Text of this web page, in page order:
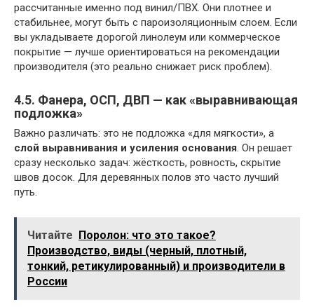
рассчитанные именно под винил/ПВХ. Они плотнее и
стабильнее, могут быть с пароизоляционным слоем. Если
вы укладываете дорогой линолеум или коммерческое
покрытие — лучше ориентироваться на рекомендации
производителя (это реально снижает риск проблем).
4.5. Фанера, ОСП, ДВП — как «выравнивающая
подложка»
Важно различать: это не подложка «для мягкости», а
слой выравнивания и усиления основания. Он решает
сразу несколько задач: жёсткость, ровность, скрытие
швов досок. Для деревянных полов это часто лучший
путь.
Читайте Поролон: что это такое?
Производство, виды (черный, плотный,
тонкий, ретикулированный) и производители в
России